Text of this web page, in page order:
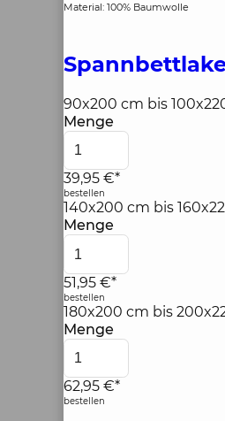
Material: 100% Baumwolle
90x200 cm bis
Menge
39,95 €*
bestellen
140x200 cm bis
Menge
51,95 €*
bestellen
180x200 cm bis
Menge
62,95 €*
bestellen